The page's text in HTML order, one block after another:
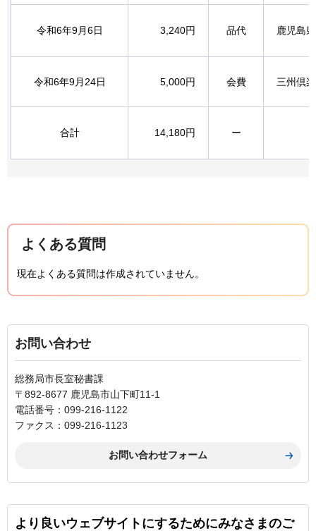
令和6年9月6日 3,240円 品代 鹿児島
令和6年9月24日 5,000円 会費 三州倶
合計 14,180円 ー
よくある質問
現在よくある質問は作成されていません。
お問い合わせ
総務局市長室秘書課
〒892-8677 鹿児島市山下町11-1
電話番号：099-216-1122
ファクス：099-216-1123
より良いウェブサイトにするためにみなさまのご